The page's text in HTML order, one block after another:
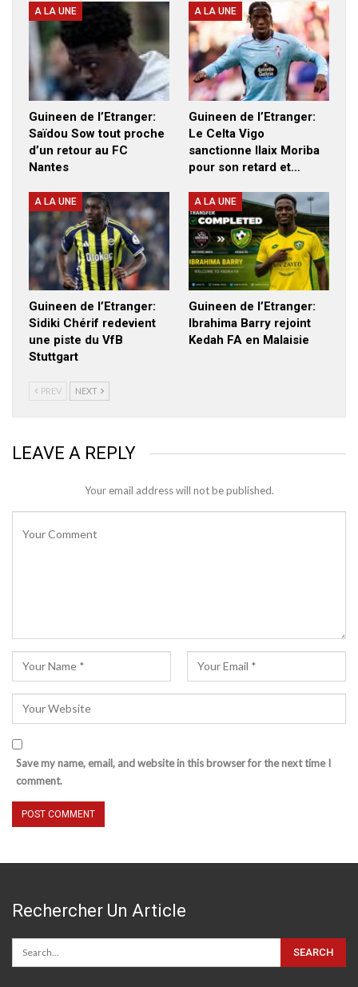
A LA UNE
Guineen de l’Etranger:
Saïdou Sow tout proche
d’un retour au FC
Nantes
A LA UNE
Guineen de l’Etranger:
Le Celta Vigo
sanctionne Ilaix Moriba
pour son retard et…
A LA UNE
Guineen de l’Etranger:
Sidiki Chérif redevient
une piste du VfB
Stuttgart
A LA UNE
Guineen de l’Etranger:
Ibrahima Barry rejoint
Kedah FA en Malaisie
PREV NEXT
LEAVE A REPLY
Your email address will not be published.
Save my name, email, and website in this browser for the next time I
comment.
Rechercher Un Article